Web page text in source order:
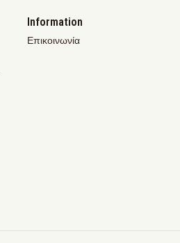
Information
Επικοινωνία